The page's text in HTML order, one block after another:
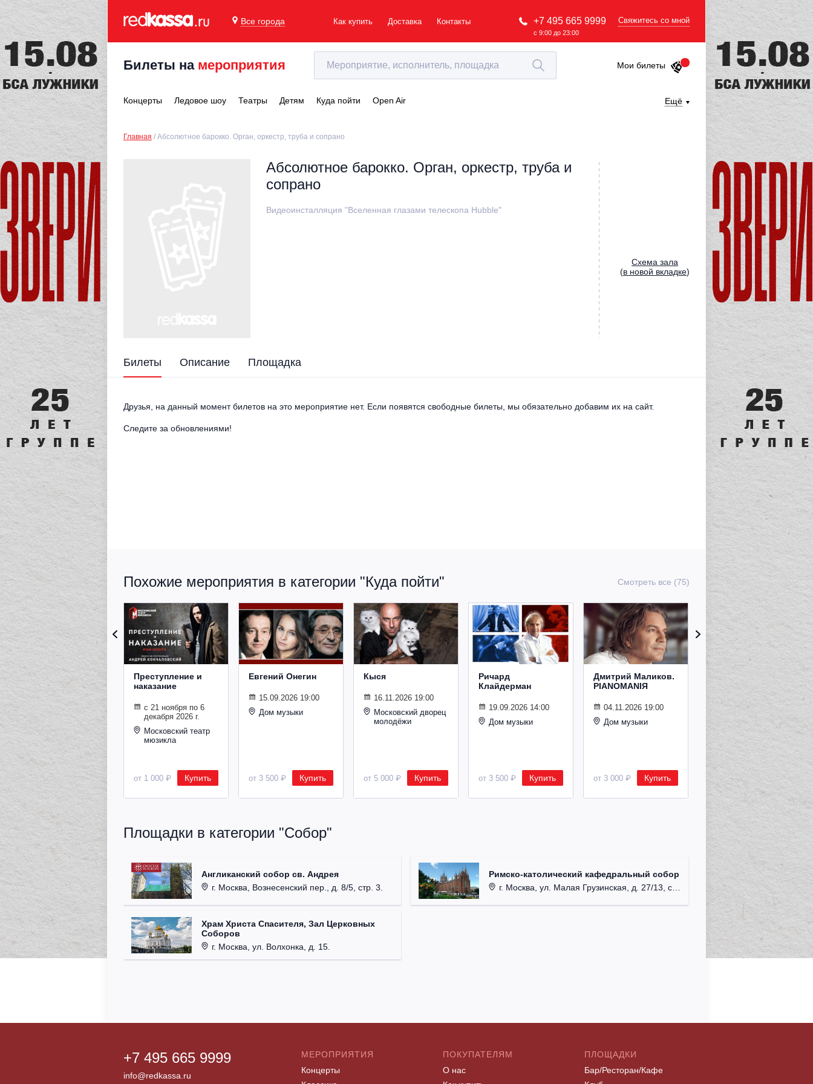
Все города Как купить Доставка Контакты +7 495 665 9999
с 9:00 до 23:00
Свяжитесь со мной
Билеты на мероприятия Мои билеты
Концерты Ледовое шоу Театры Детям Куда пойти Open Air Ещё
Главная Абсолютное барокко. Орган, оркестр, труба и сопрано
Абсолютное барокко. Орган, оркестр, труба и
сопрано
Видеоинсталляция "Вселенная глазами телескопа Hubble"
Cхема зала
(в новой вкладке)
Билеты Описание Площадка
Друзья, на данный момент билетов на это мероприятие нет. Если появятся свободные билеты, мы обязательно добавим их на сайт.
Следите за обновлениями!
Похожие мероприятия в категории "Куда пойти" Смотреть все (75)
Преступление и
наказание
с 21 ноября по 6
декабря 2026 г.
Московский театр
мюзикла
от 1 000 ₽ Купить
Евгений Онегин
15.09.2026 19:00
Дом музыки
от 3 500 ₽ Купить
Кыся
16.11.2026 19:00
Московский дворец
молодёжи
от 5 000 ₽ Купить
Ричард
Клайдерман
19.09.2026 14:00
Дом музыки
от 3 500 ₽ Купить
Дмитрий Маликов.
PIANOMANIЯ
04.11.2026 19:00
Дом музыки
от 3 000 ₽ Купить
Рождественский
концерт
Владимира
Спивакова
24.12.2026 19:00
Дом музыки
от 8 500 ₽ Купить
Площадки в категории "Собор"
Англиканский собор св. Андрея
г. Москва, Вознесенский пер., д. 8/5, стр. 3.
Храм Христа Спасителя, Зал Церковных
Соборов
г. Москва, ул. Волхонка, д. 15.
Римско-католический кафедральный собор
г. Москва, ул. Малая Грузинская, д. 27/13, стр. 1.
+7 495 665 9999
info@redkassa.ru
МЕРОПРИЯТИЯ
Концерты
ПОКУПАТЕЛЯМ
О нас
ПЛОЩАДКИ
Бар/Ресторан/Кафе